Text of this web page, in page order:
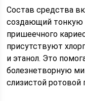
Состав средства
создающий
пришеечного
присутствуют
и этанол. Это
болезнетворную
слизистой ротовой